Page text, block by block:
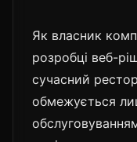
Як власник
розробці веб-
сучасний
обмежується